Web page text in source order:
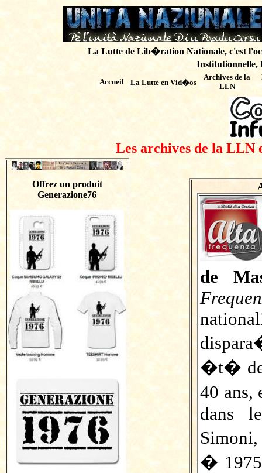
La Lutte de Lib�ration Nationale, c'est
Institutionnelle,
Accueil La Lutte en Vid�os
Archives de la
LLN
Les archives de la LLN
Offrez un produit
Generazione76
de
�t� de
40
dans
�